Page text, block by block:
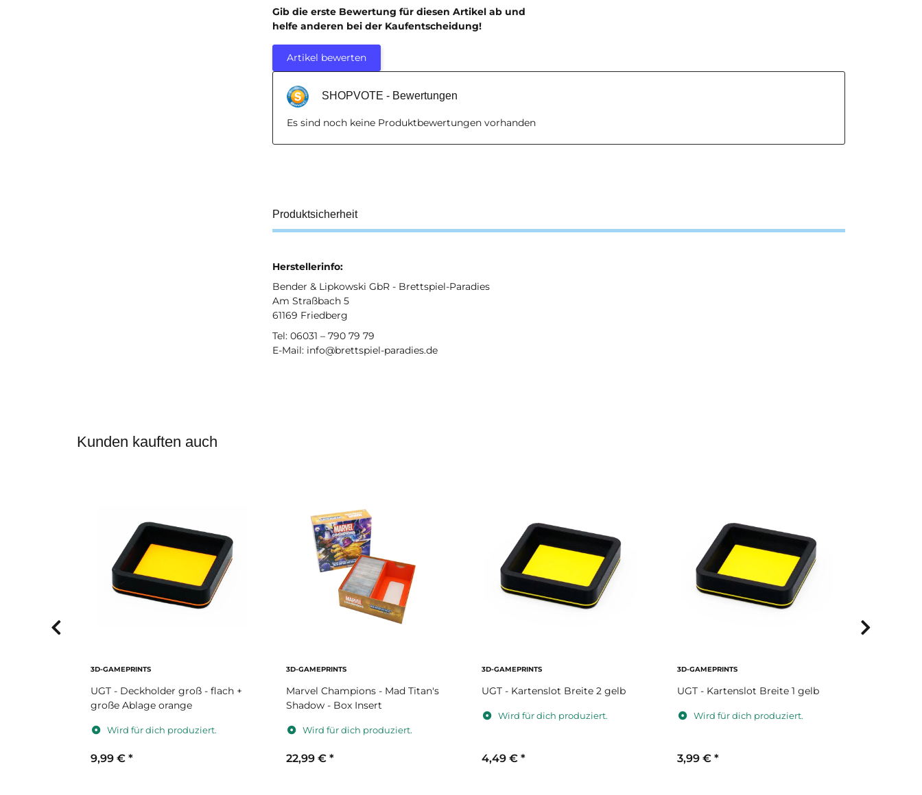
Gib die erste Bewertung für diesen Artikel ab und
helfe anderen bei der Kaufentscheidung!
Artikel bewerten
SHOPVOTE - Bewertungen
Es sind noch keine Produktbewertungen vorhanden
Produktsicherheit
Herstellerinfo:
Bender & Lipkowski GbR - Brettspiel-Paradies
Am Straßbach 5
61169 Friedberg
Tel: 06031 – 790 79 79
E-Mail: info@brettspiel-paradies.de
Kunden kauften auch
3D-GAMEPRINTS
UGT - Deckholder groß - flach +
große Ablage orange
Wird für dich produziert.
9,99 € *
3D-GAMEPRINTS
Marvel Champions - Mad Titan's
Shadow - Box Insert
Wird für dich produziert.
22,99 € *
3D-GAMEPRINTS
UGT - Kartenslot Breite 2 gelb
Wird für dich produziert.
4,49 € *
3D-GAMEPRINTS
UGT - Kartenslot Breite 1 gelb
Wird für dich produziert.
3,99 € *